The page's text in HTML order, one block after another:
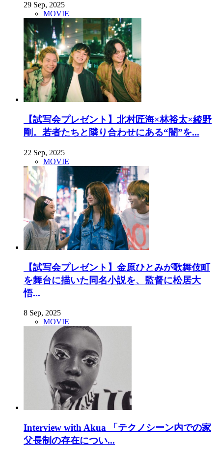
29 Sep, 2025
MOVIE
【試写会プレゼント】北村匠海×林裕太×綾野
剛。若者たちと隣り合わせにある“闇”を...
22 Sep, 2025
MOVIE
【試写会プレゼント】金原ひとみが歌舞伎町
を舞台に描いた同名小説を、監督に松居大
悟...
8 Sep, 2025
MOVIE
Interview with Akua 「テクノシーン内での家
父長制の存在につい...